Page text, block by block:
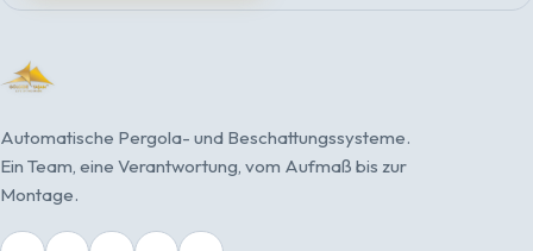
Automatische Pergola- und Beschattungssysteme.
Ein Team, eine Verantwortung, vom Aufmaß bis zur
Montage.